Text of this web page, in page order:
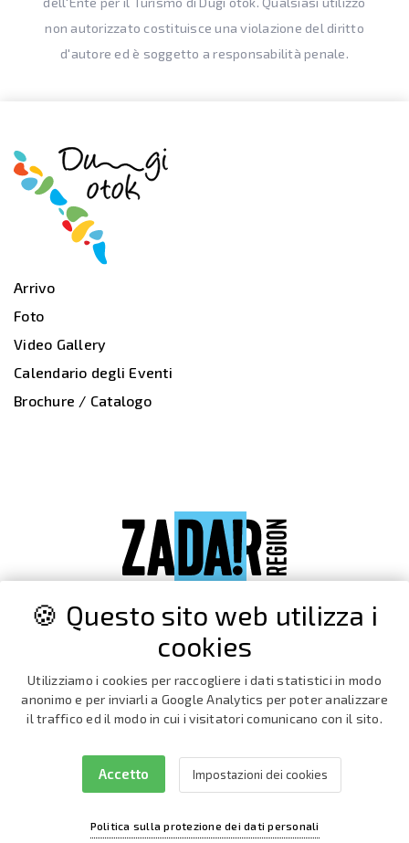
non autorizzato costituisce una violazione del diritto
d'autore ed è soggetto a responsabilità penale.
Arrivo
Foto
Video Gallery
Calendario degli Eventi
Brochure / Catalogo
Facebook Instagram
🍪 Questo sito web utilizza i
cookies
Utilizziamo i cookies per raccogliere i dati statistici in modo
anonimo e per inviarli a Google Analytics per poter analizzare
il traffico ed il modo in cui i visitatori comunicano con il sito.
Politica sulla protezione dei dati personali
Accetto Impostazioni dei cookies